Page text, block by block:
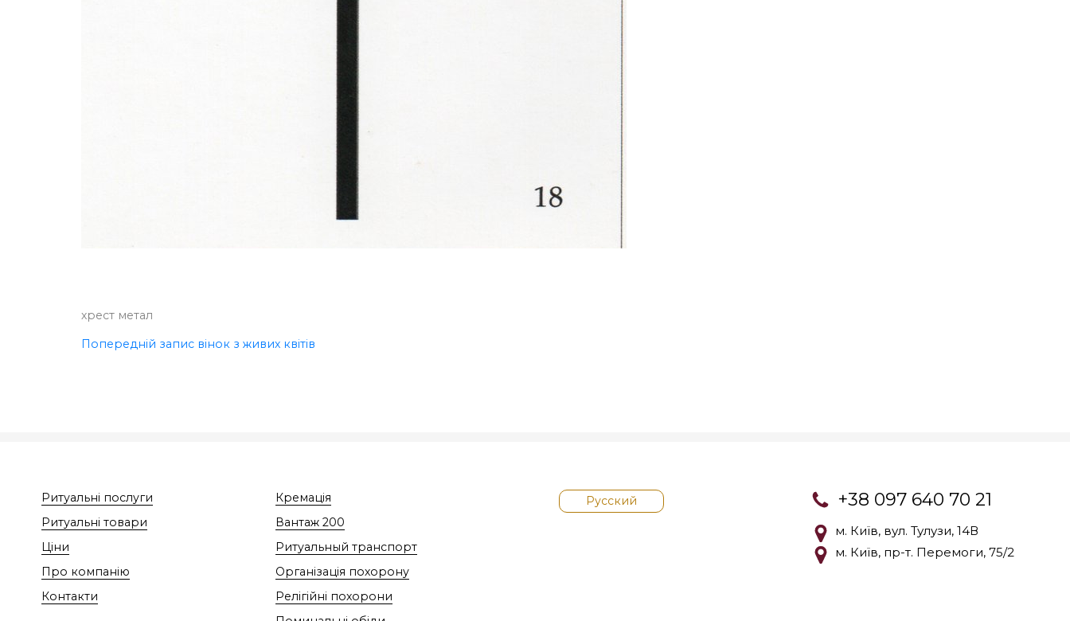
хрест метал
Попередній запис вінок з живих квітів
Ритуальні послуги
Ритуальні товари
Ціни
Про компанію
Контакти
Кремація
Вантаж 200
Ритуальный транспорт
Організація похорону
Релігійні похорони
Русский +38 097 640 70 21
м. Київ, вул. Тулузи, 14В
м. Київ, пр-т. Перемоги, 75/2